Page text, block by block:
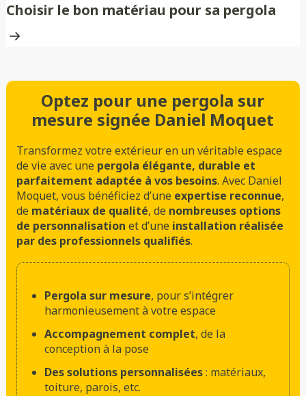
Choisir le bon matériau pour sa pergola
Optez pour une pergola sur
mesure signée Daniel Moquet
Transformez votre extérieur en un véritable espace
de vie avec une pergola élégante, durable et
parfaitement adaptée à vos besoins. Avec Daniel
Moquet, vous bénéficiez d’une expertise reconnue,
de matériaux de qualité, de nombreuses options
de personnalisation et d’une installation réalisée
par des professionnels qualifiés.
Pergola sur mesure, pour s’intégrer
harmonieusement à votre espace
Accompagnement complet, de la
conception à la pose
Des solutions personnalisées: matériaux,
toiture, parois, etc.